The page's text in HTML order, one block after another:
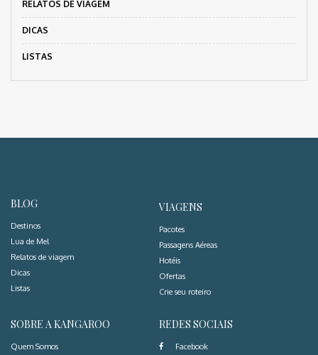
RELATOS DE VIAGEM
DICAS
LISTAS
BLOG
Destinos
Lua de Mel
Relatos de viagem
Dicas
Listas
VIAGENS
Pacotes
Passagens Aéreas
Hotéis
Ofertas
Crie seu roteiro
SOBRE A KANGAROO
Quem Somos
REDES SOCIAIS
Facebook